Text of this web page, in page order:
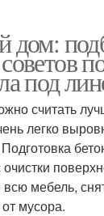
дом:
под
считать
легко
мебель,
мусора.